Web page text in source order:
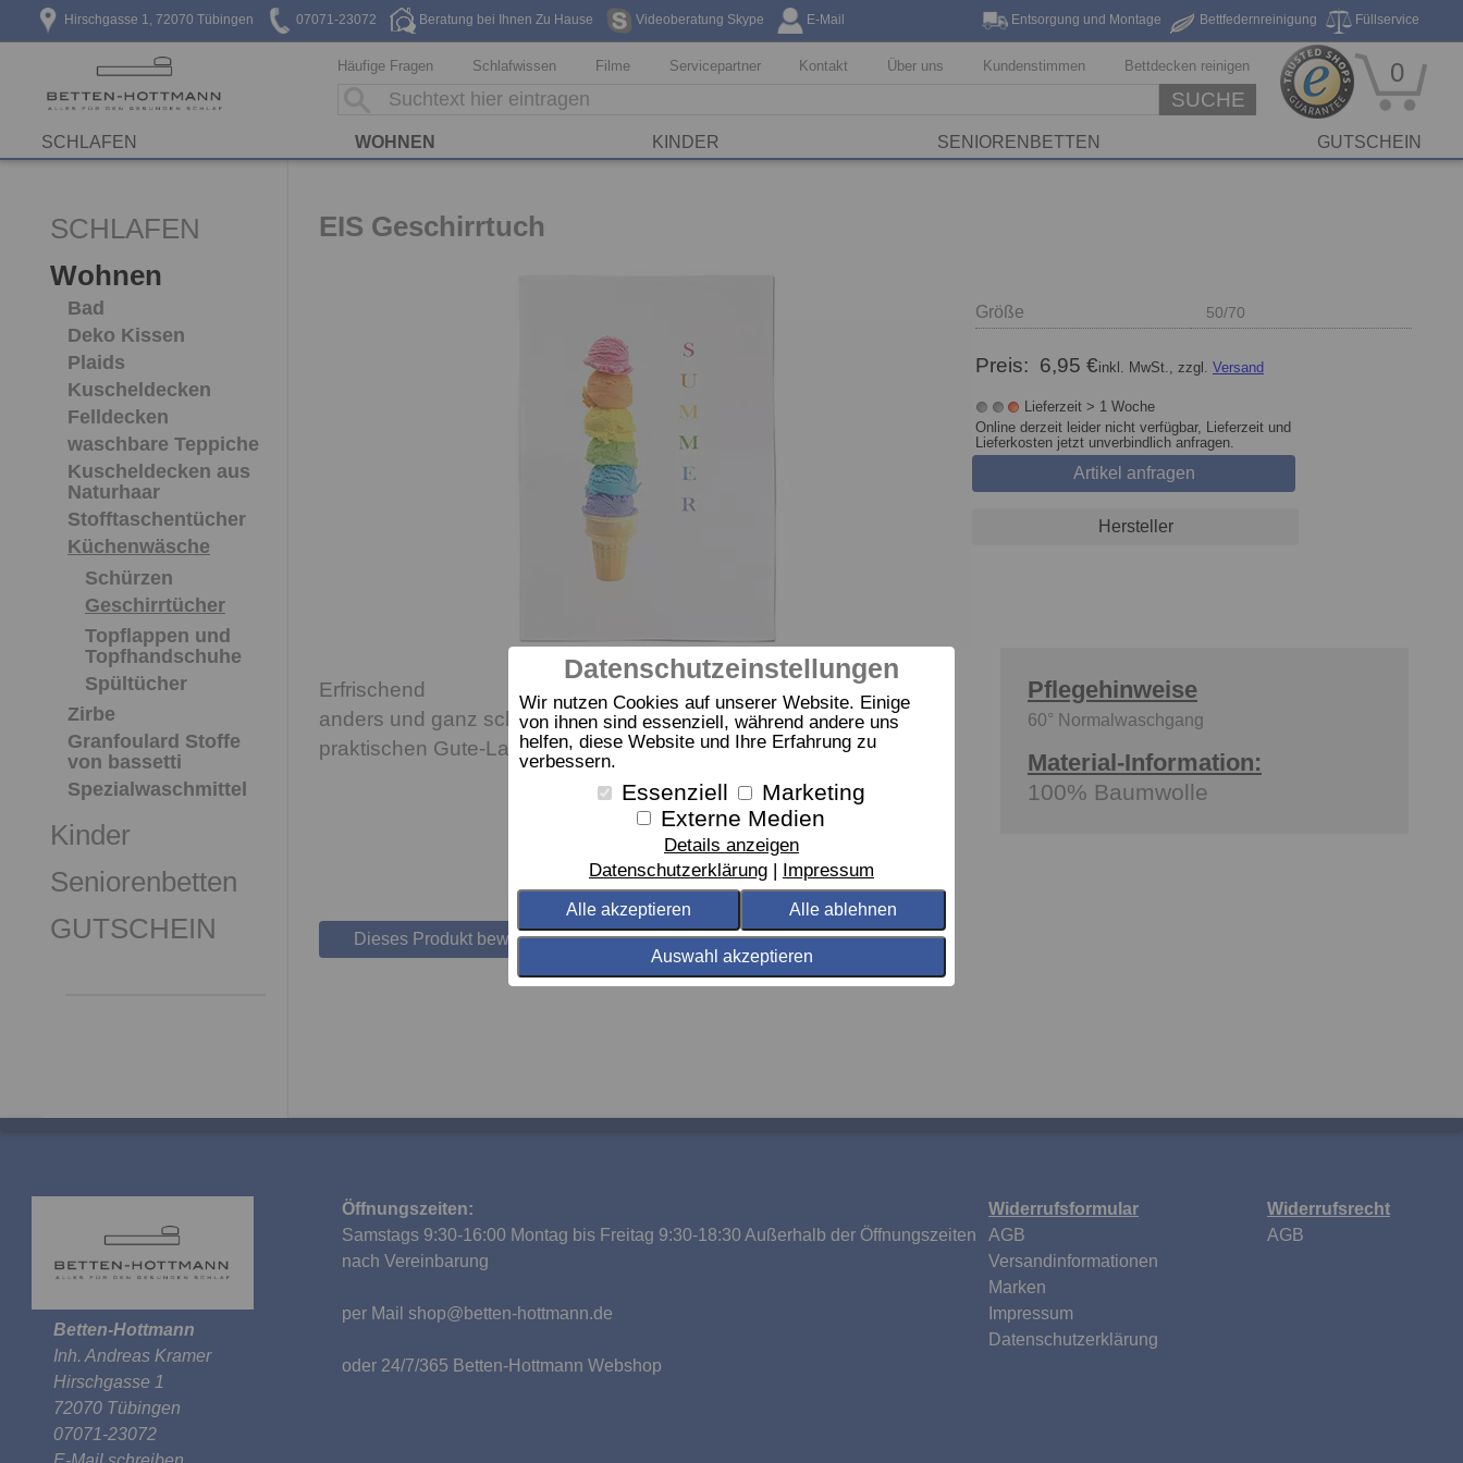
Datenschutzeinstellungen
Wir nutzen Cookies auf unserer Website. Einige
von ihnen sind essenziell, während andere uns
helfen, diese Website und Ihre Erfahrung zu
verbessern.
Essenziell
Marketing
Externe Medien
Details anzeigen
Datenschutzerklärung
Impressum
Alle akzeptieren Alle ablehnen
Auswahl akzeptieren
Hirschgasse 1, 72070 Tübingen 07071-23072 Beratung bei Ihnen Zu Hause Videoberatung Skype E-Mail Füllservice
Bettfedernreinigung
Entsorgung und Montage
Reinigungsservice
Häufige Fragen Schlafwissen Filme Servicepartner Kontakt Über uns Kundenstimmen Bettdecken reinigen
SUCHE
0
SCHLAFEN WOHNEN KINDER SENIORENBETTEN GUTSCHEIN
SCHLAFEN
Wohnen
Bad
Deko Kissen
Plaids
Kuscheldecken
Felldecken
waschbare Teppiche
Kuscheldecken aus
Naturhaar
Stofftaschentücher
Küchenwäsche
Schürzen
Geschirrtücher
Topflappen und
Topfhandschuhe
Spültücher
Zirbe
Granfoulard Stoffe
von bassetti
Spezialwaschmittel
Kinder
Seniorenbetten
GUTSCHEIN
EIS Geschirrtuch
Größe 50/70
Preis: 6,95 €inkl. MwSt., zzgl. Versand
Lieferzeit > 1 Woche
Online derzeit leider nicht verfügbar, Lieferzeit und
Lieferkosten jetzt unverbindlich anfragen.
Artikel anfragen
Hersteller
Erfrischend
anders und ganz schön originell. So werden Geschirrtücher zu
praktischen Gute-Laune-Accessoires für die Küche.
Pflegehinweise
60° Normalwaschgang
Material-Information:
100% Baumwolle
Dieses Produkt bewerten
Betten-Hottmann
Inh. Andreas Kramer
Hirschgasse 1
72070 Tübingen
07071-23072
Öffnungszeiten:
Samstags 9:30-16:00 Montag bis Freitag 9:30-18:30 Außerhalb der Öffnungszeiten
nach Vereinbarung
per Mail shop@betten-hottmann.de
oder 24/7/365 Betten-Hottmann Webshop
Widerrufsformular
AGB
Versandinformationen
Marken
Impressum
Datenschutzerklärung
Widerrufsrecht
AGB